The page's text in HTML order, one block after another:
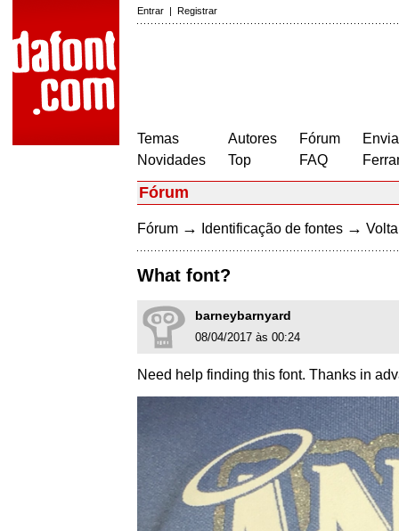
Entrar | Registrar
Temas
Novidades
Autores
Top
Fórum
FAQ
Fórum
Fórum → Identificação de fontes →
What font?
barneybarnyard
08/04/2017 às 00:24
Need help finding this font. Thanks in